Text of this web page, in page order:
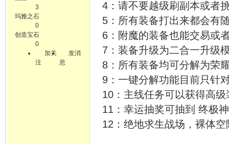
3
玛雅之石
0
创造宝石
0
加关
注
发消
息
4：请不要越级刷副本或者
5：所有装备打出来都会有
6：附魔的装备也能交易或
7：装备升级为二合一升级
8：所有装备均可分解为荣
9：一键分解功能目前只针
10：主线任务可以获得高
11：幸运抽奖可抽到 终极
12：绝地求生战场，裸体